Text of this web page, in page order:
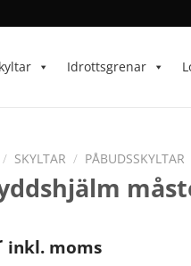
Idrottsgrenar
/ SKYLTAR / PÅBUDSSKYLTAR
inkl. moms